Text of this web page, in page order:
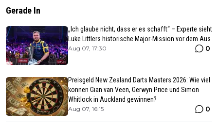
Gerade In
„Ich glaube nicht, dass er es schafft“ – Experte sieht
Luke Littlers historische Major-Mission vor dem Aus
Aug 07, 17:30 0
Preisgeld New Zealand Darts Masters 2026: Wie viel
können Gian van Veen, Gerwyn Price und Simon
Whitlock in Auckland gewinnen?
Aug 07, 16:15 0